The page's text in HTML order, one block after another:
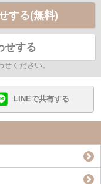
する(無料)
せする
ください。
LINEで共有する